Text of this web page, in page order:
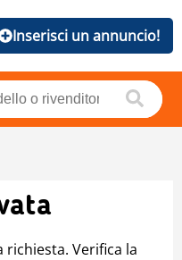
Inserisci un annuncio!
Verifica la